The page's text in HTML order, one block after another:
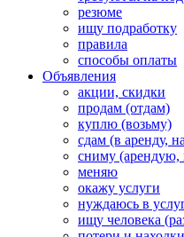
резюме
ищу подработку
правила
способы оплаты
Объявления
акции, скидки
продам (отдам)
куплю (возьму)
сдам (в аренду,
сниму (арендую,
меняю
окажу услуги
нуждаюсь в
ищу человека